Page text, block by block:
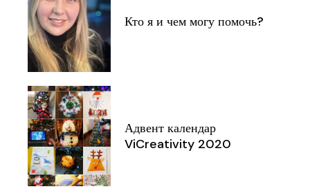
Кто я и чем могу помочь?
Адвент календар
ViCreativity 2020